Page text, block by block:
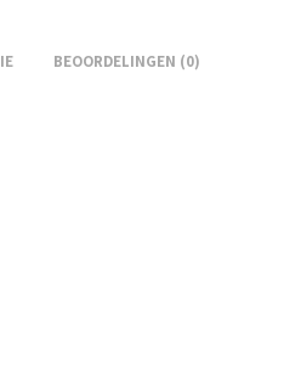
BEOORDELINGEN (0)